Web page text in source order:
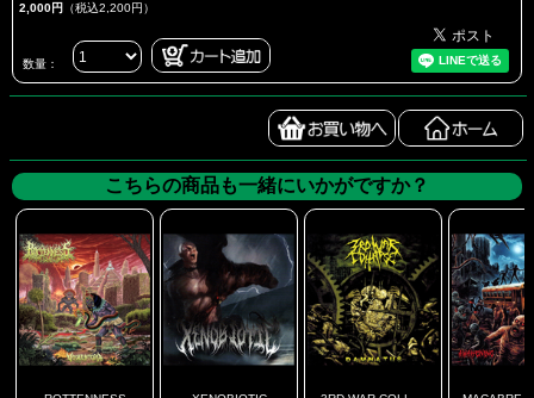
2,000円 （税込2,200円）
数量：
こちらの商品も一緒にいかがですか？